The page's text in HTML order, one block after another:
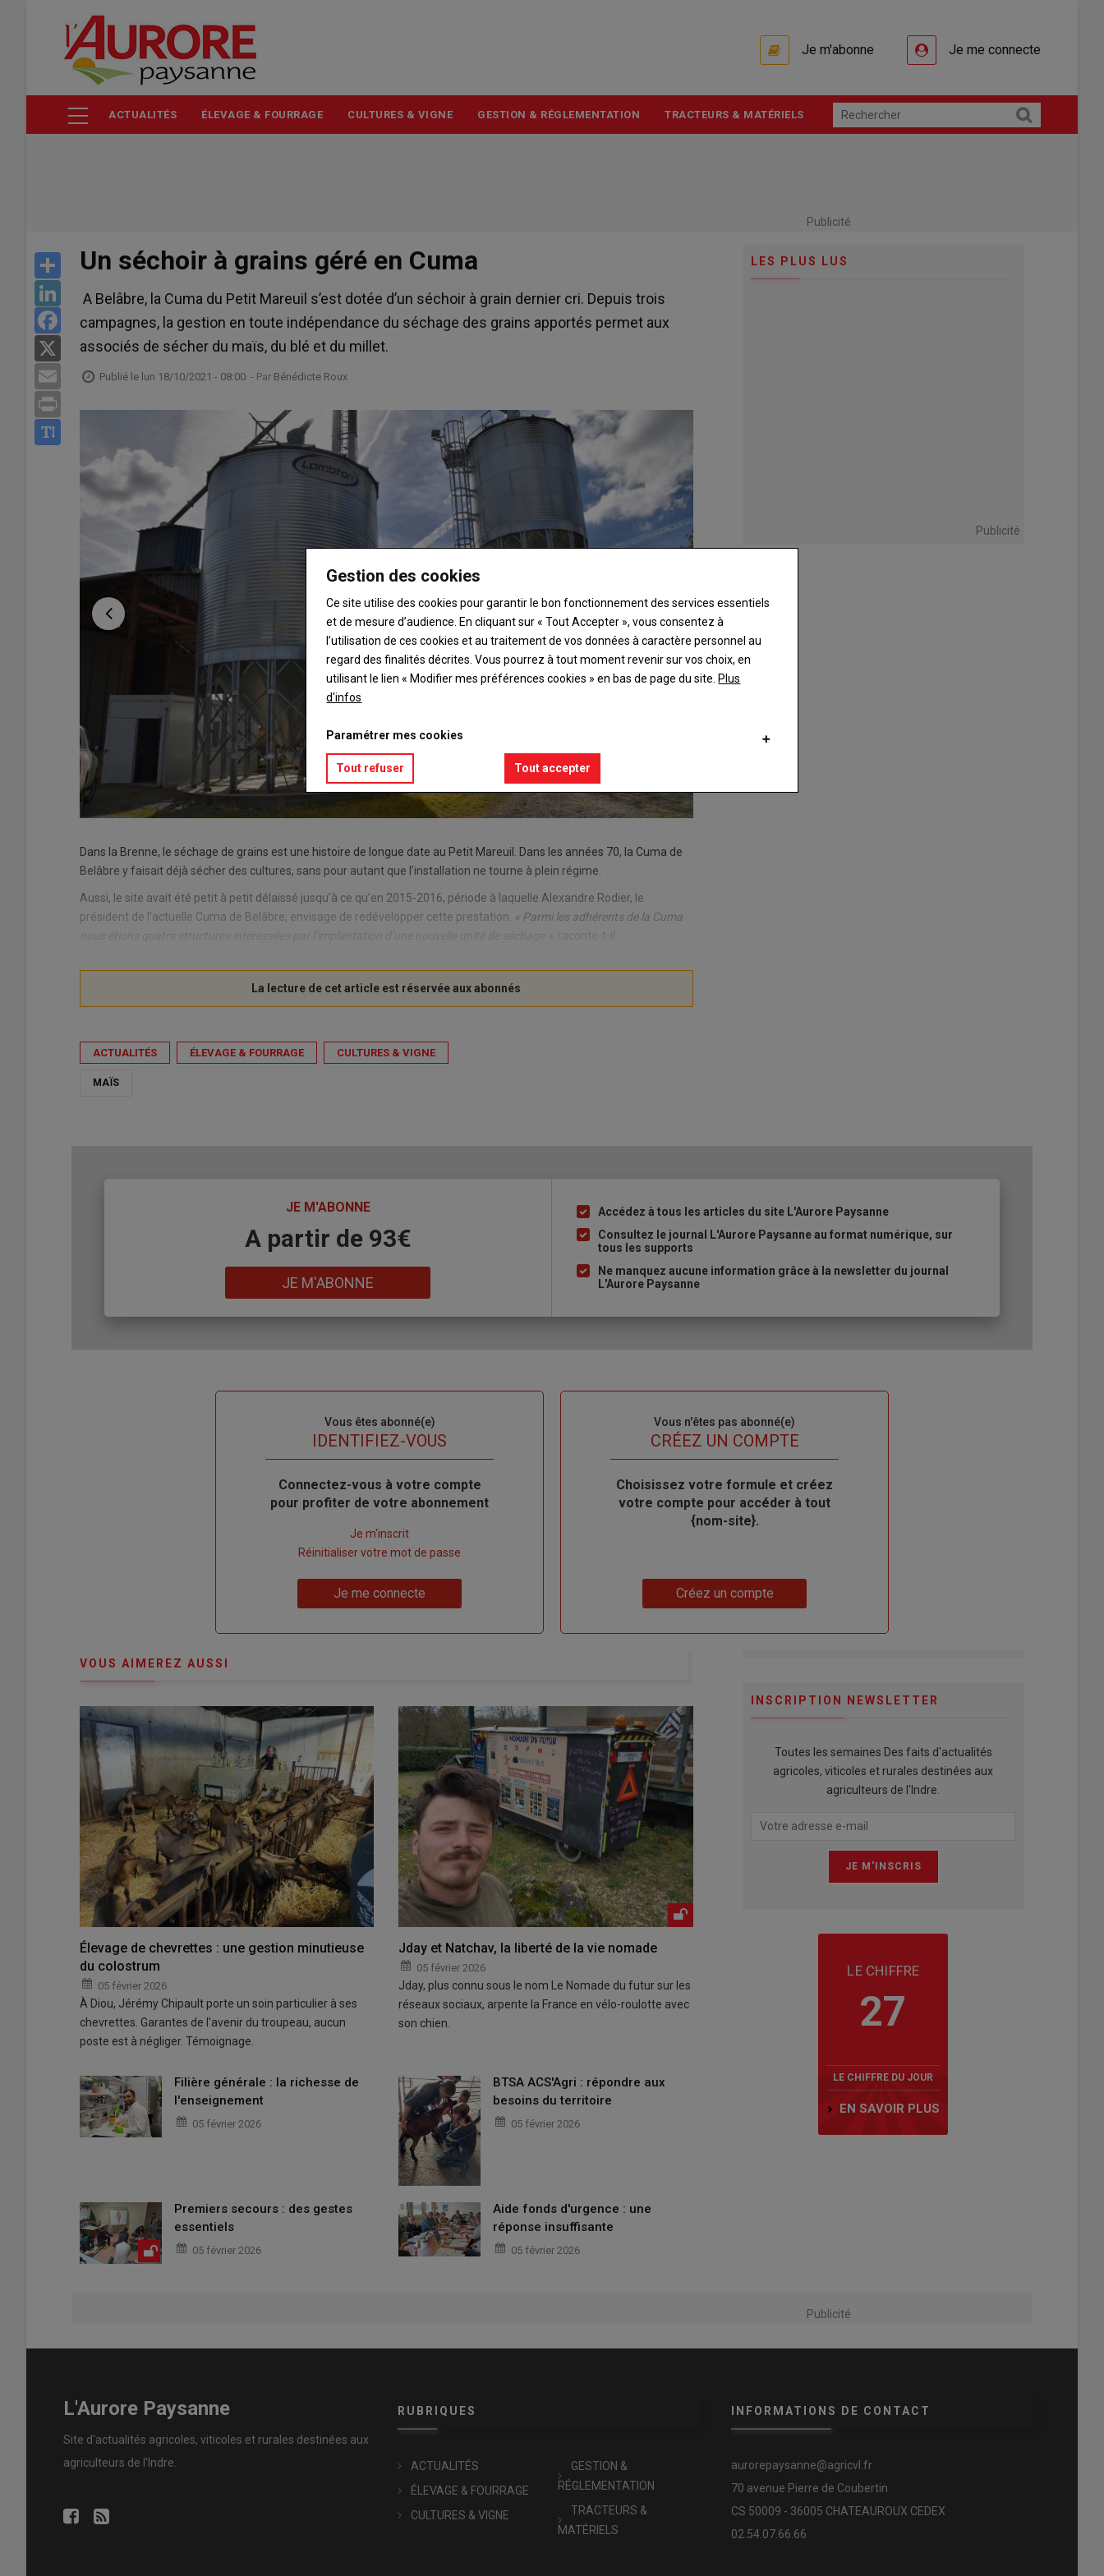
contenu
Je m'abonne Je me connecte
ACTUALITÉS ÉLEVAGE & FOURRAGE CULTURES & VIGNE GESTION & RÉGLEMENTATION TRACTEURS & MATÉRIELS
Publicité
Share
LinkedIn
Facebook
Email
Un séchoir à grains géré en Cuma
A Belâbre, la Cuma du Petit Mareuil s’est dotée d’un séchoir à grain dernier cri. Depuis trois
campagnes, la gestion en toute indépendance du séchage des grains apportés permet aux
associés de sécher du maïs, du blé et du millet.
Publié le lun 18/10/2021 - 08:00 - Par Bénédicte Roux
Dans la Brenne, le séchage de grains est une histoire de longue date au Petit Mareuil. Dans les années 70, la Cuma de
Belâbre y faisait déjà sécher des cultures, sans pour autant que l’installation ne tourne à plein régime.
Aussi, le site avait été petit à petit délaissé jusqu’à ce qu’en 2015-2016, période à laquelle Alexandre Rodier, le
président de l’actuelle Cuma de Belâbre, envisage de redévelopper cette prestation. « Parmi les adhérents de la Cuma
ACTUALITÉS ÉLEVAGE & FOURRAGE CULTURES & VIGNE
MAÏS
LES PLUS LUS
Publicité
JE M'ABONNE
A partir de 93€
JE M'ABONNE
Liste
à
puce
Accédez à tous les articles du site L'Aurore Paysanne
Consultez le journal L'Aurore Paysanne au format numérique, sur
tous les supports
Ne manquez aucune information grâce à la newsletter du journal
L'Aurore Paysanne
Vous êtes abonné(e)
IDENTIFIEZ-VOUS
Body
Connectez-vous à votre compte
pour profiter de votre abonnement
compte"
Je m'inscrit
Réinitialiser votre mot de passe
Je me connecte
Vous n'êtes pas abonné(e)
TITRECRÉEZ UN COMPTE
Body
Choisissez votre formule et créez
votre compte pour accéder à tout
{nom-site}.
Créez un compte
VOUS AIMEREZ AUSSI
Élevage de chevrettes : une gestion minutieuse
du colostrum
05 février 2026
À Diou, Jérémy Chipault porte un soin particulier à ses
chevrettes. Garantes de l'avenir du troupeau, aucun
poste est à négliger. Témoignage.
Jday et Natchav, la liberté de la vie nomade
05 février 2026
Jday, plus connu sous le nom Le Nomade du futur sur les
réseaux sociaux, arpente la France en vélo-roulotte avec
son chien.
Filière générale : la richesse de
l'enseignement
05 février 2026
BTSA ACS'Agri : répondre aux
besoins du territoire
05 février 2026
Premiers secours : des gestes
essentiels
05 février 2026
Aide fonds d'urgence : une
réponse insuffisante
05 février 2026
INSCRIPTION NEWSLETTER
Toutes les semaines Des faits d'actualités
agricoles, viticoles et rurales destinées aux
agriculteurs de l'Indre.
LE CHIFFRE
27
LE CHIFFRE DU JOUR
EN SAVOIR PLUS
Publicité
L'Aurore Paysanne
Site d'actualités agricoles, viticoles et rurales destinées aux
agriculteurs de l'Indre.
RUBRIQUES
ACTUALITÉS
ÉLEVAGE & FOURRAGE
CULTURES & VIGNE
GESTION &
RÉGLEMENTATION
TRACTEURS &
MATÉRIELS
INFORMATIONS DE CONTACT
aurorepaysanne@agricvl.fr
70 avenue Pierre de Coubertin
CS 50009 - 36005 CHATEAUROUX CEDEX
02.54.07.66.66
Gestion des cookies
Ce site utilise des cookies pour garantir le bon fonctionnement des services essentiels
et de mesure d’audience. En cliquant sur « Tout Accepter », vous consentez à
l’utilisation de ces cookies et au traitement de vos données à caractère personnel au
regard des finalités décrites. Vous pourrez à tout moment revenir sur vos choix, en
utilisant le lien « Modifier mes préférences cookies » en bas de page du site. Plus
d'infos
Paramétrer mes cookies
Tout refuser Tout accepter